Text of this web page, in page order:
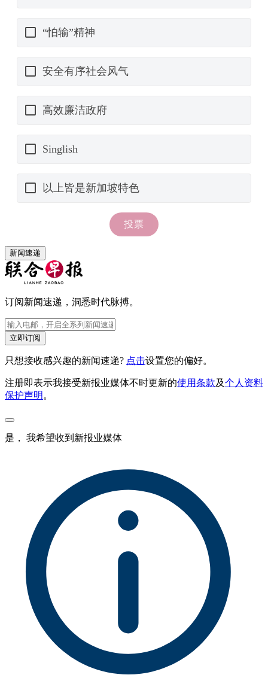
新闻速递
订阅新闻速递，洞悉时代脉搏。
立即订阅
只想接收感兴趣的新闻速递? 点击设置您的偏好。
注册即表示我接受新报业媒体不时更新的使用条款及个人资料
保护声明 。
是， 我希望收到新报业媒体